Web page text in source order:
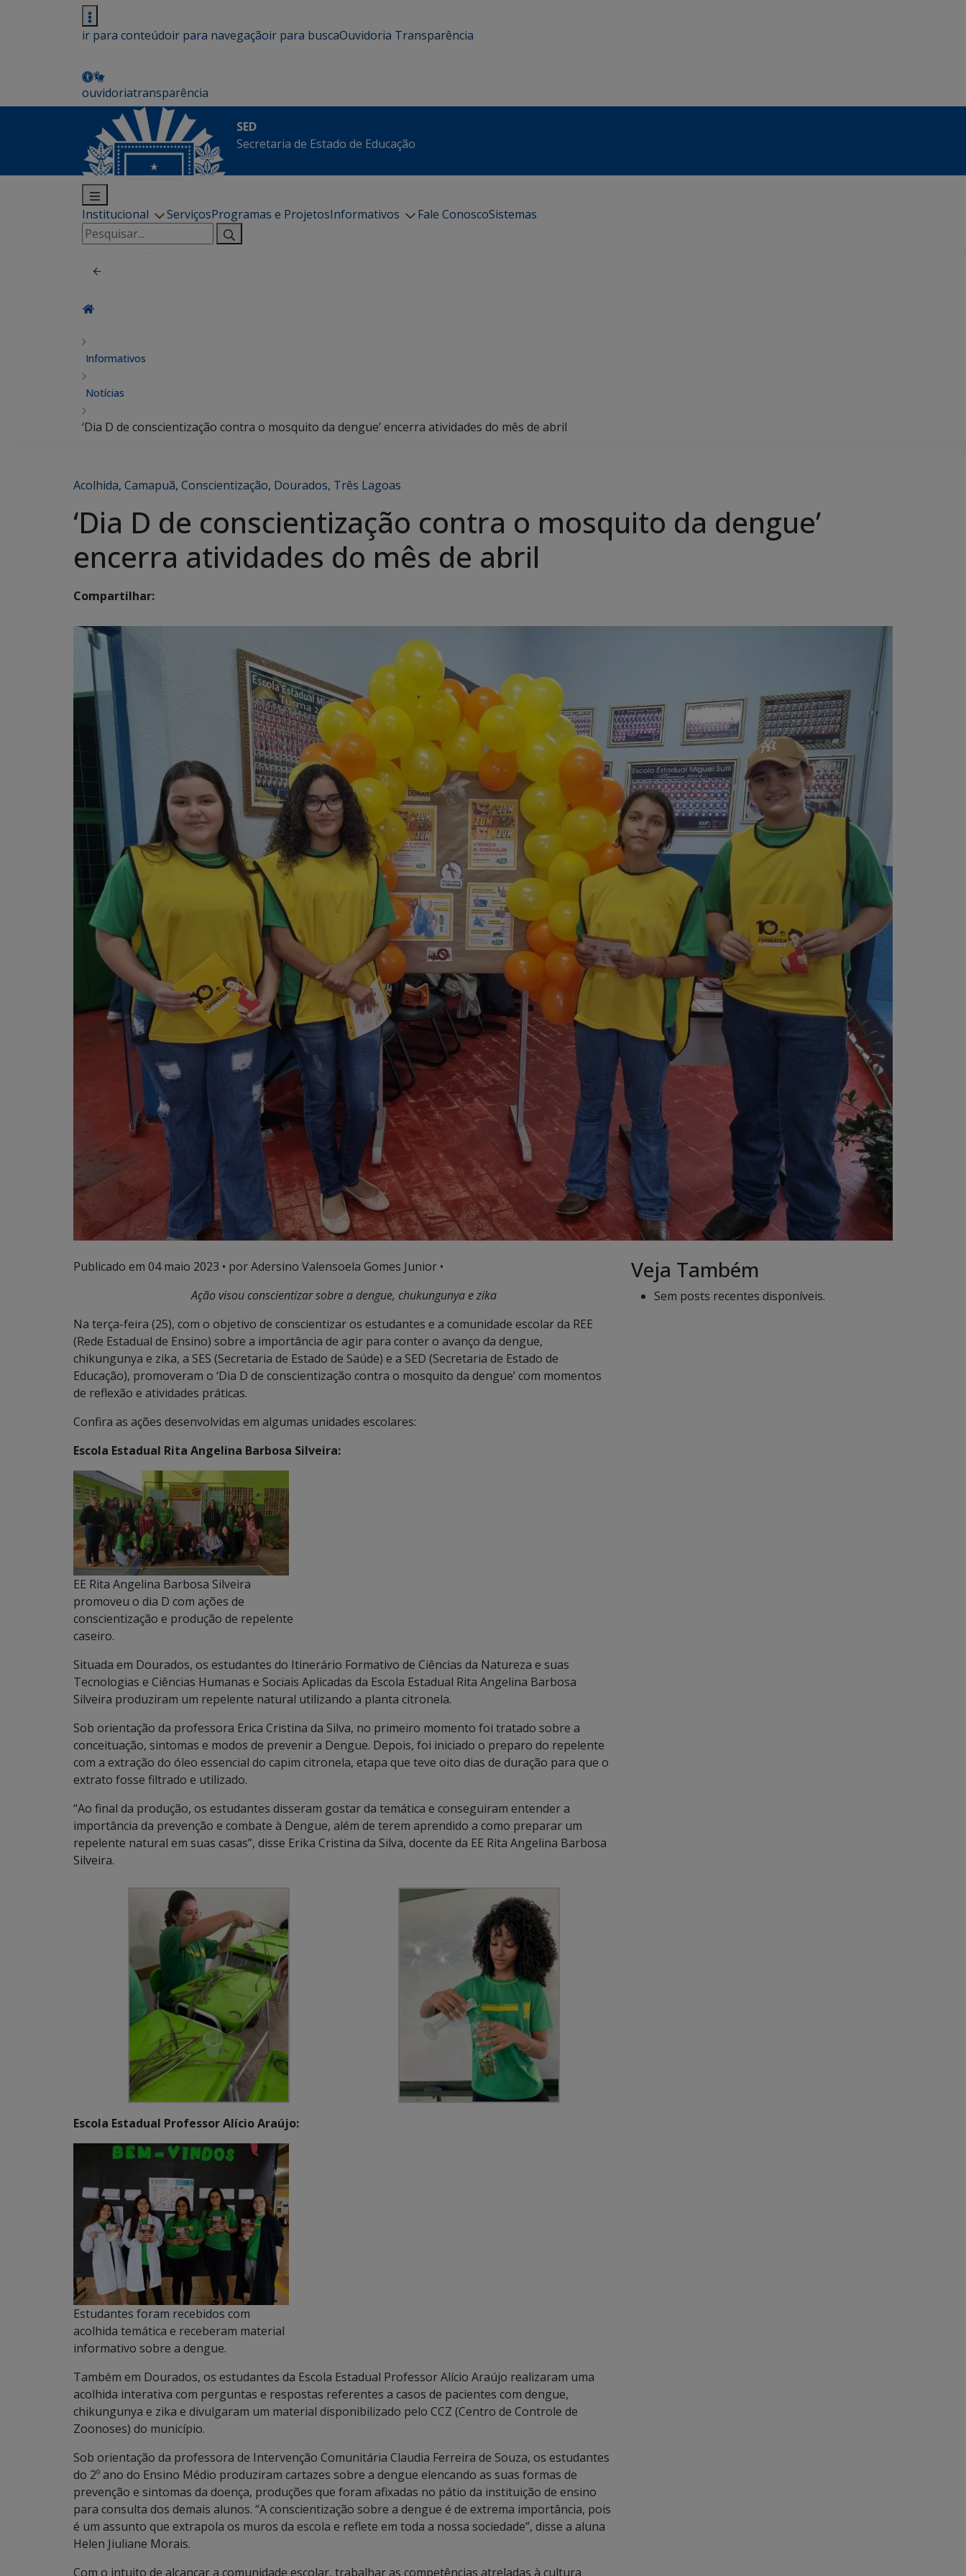
ir para conteúdoir para navegaçãoir para buscaOuvidoria Transparência
ouvidoriatransparência
SED
Secretaria de Estado de Educação
Institucional ServiçosProgramas e ProjetosInformativos Fale ConoscoSistemas
Pesquisar
por:
Informativos
Notícias
‘Dia D de conscientização contra o mosquito da dengue’ encerra atividades do mês de abril
Acolhida, Camapuã, Conscientização, Dourados, Três Lagoas
‘Dia D de conscientização contra o mosquito da dengue’
encerra atividades do mês de abril
Compartilhar:
Publicado em 04 maio 2023 • por Adersino Valensoela Gomes Junior •
Ação visou conscientizar sobre a dengue, chukungunya e zika
Na terça-feira (25), com o objetivo de conscientizar os estudantes e a comunidade escolar da REE
(Rede Estadual de Ensino) sobre a importância de agir para conter o avanço da dengue,
chikungunya e zika, a SES (Secretaria de Estado de Saúde) e a SED (Secretaria de Estado de
Educação), promoveram o ‘Dia D de conscientização contra o mosquito da dengue’ com momentos
de reflexão e atividades práticas.
Confira as ações desenvolvidas em algumas unidades escolares:
Escola Estadual Rita Angelina Barbosa Silveira:
EE Rita Angelina Barbosa Silveira
promoveu o dia D com ações de
conscientização e produção de repelente
caseiro.
Situada em Dourados, os estudantes do Itinerário Formativo de Ciências da Natureza e suas
Tecnologias e Ciências Humanas e Sociais Aplicadas da Escola Estadual Rita Angelina Barbosa
Silveira produziram um repelente natural utilizando a planta citronela.
Sob orientação da professora Erica Cristina da Silva, no primeiro momento foi tratado sobre a
conceituação, sintomas e modos de prevenir a Dengue. Depois, foi iniciado o preparo do repelente
com a extração do óleo essencial do capim citronela, etapa que teve oito dias de duração para que o
extrato fosse filtrado e utilizado.
“Ao final da produção, os estudantes disseram gostar da temática e conseguiram entender a
importância da prevenção e combate à Dengue, além de terem aprendido a como preparar um
repelente natural em suas casas”, disse Erika Cristina da Silva, docente da EE Rita Angelina Barbosa
Silveira.
Escola Estadual Professor Alício Araújo:
Estudantes foram recebidos com
acolhida temática e receberam material
informativo sobre a dengue.
Também em Dourados, os estudantes da Escola Estadual Professor Alício Araújo realizaram uma
acolhida interativa com perguntas e respostas referentes a casos de pacientes com dengue,
chikungunya e zika e divulgaram um material disponibilizado pelo CCZ (Centro de Controle de
Zoonoses) do município.
Sob orientação da professora de Intervenção Comunitária Claudia Ferreira de Souza, os estudantes
do 2º ano do Ensino Médio produziram cartazes sobre a dengue elencando as suas formas de
prevenção e sintomas da doença, produções que foram afixadas no pátio da instituição de ensino
para consulta dos demais alunos. “A conscientização sobre a dengue é de extrema importância, pois
é um assunto que extrapola os muros da escola e reflete em toda a nossa sociedade”, disse a aluna
Helen Jiuliane Morais.
Com o intuito de alcançar a comunidade escolar, trabalhar as competências atreladas à cultura
Veja Também
Sem posts recentes disponíveis.